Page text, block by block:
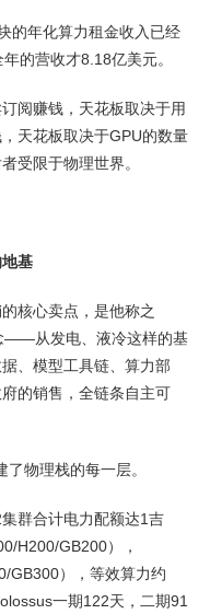
的年化算力租金收入已经
的营收才8.18亿美元。
阅赚钱，天花板取决于用
天花板取决于GPU的数量
受限于物理世界。
基
核心卖点，是他称之
——从发电、液冷这样的基
、模型工具链、算力部
的销售，全链条自主可
物理栈的每一层。
群合计电力配额达1吉
H200/GB200），
GB300），等效算力约
一期122天，二期91